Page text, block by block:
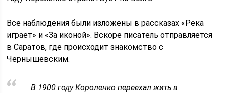
Все наблюдения были изложены в рассказах «Река
играет» и «За иконой». Вскоре писатель отправляется
в Саратов, где происходит знакомство с
Чернышевским.
В 1900 году Короленко переехал жить в